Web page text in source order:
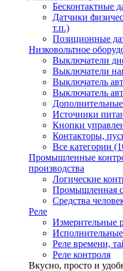
Бесконтактные
Датчики
т.п.)
Позиционные
Низковольтное
Выключатели
Выключатели
Выключатель
Выключатель
Источники
Кнопки
Контакторы,
Все категории
Промышленные
производства
Логические
Промышленная
Средства
Реле
Измерительные
Реле времени,
Реле контроля
Вкусно, просто и